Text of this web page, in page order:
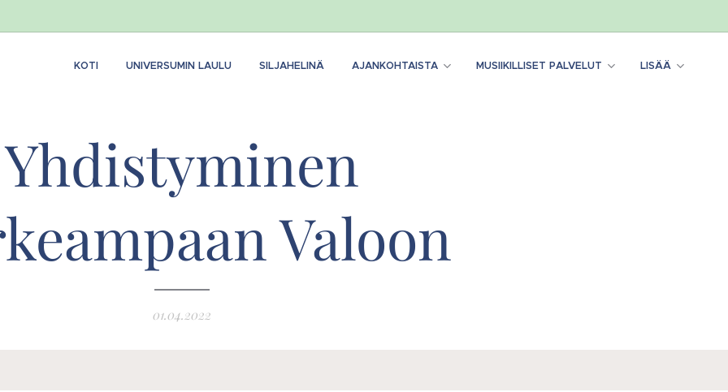
KOTI UNIVERSUMIN LAULU SILJAHELINÄ AJANKOHTAISTA MUSIIKILLISET PALVELUT LISÄÄ
Yhdistyminen
Valoon
01.04.2022